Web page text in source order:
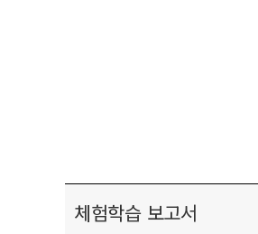
체험학습 보고서